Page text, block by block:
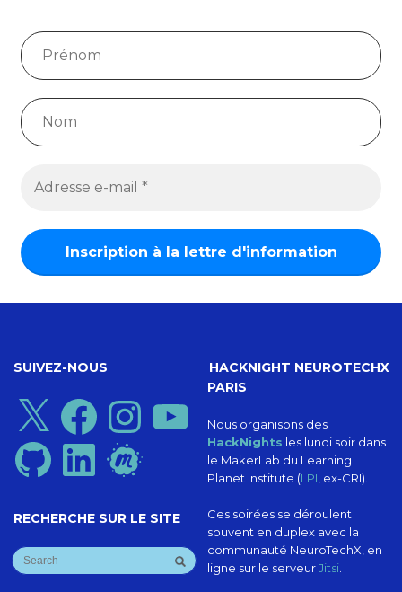
SUIVEZ-NOUS
X FacebookInstagram
GitHub LinkedIn Meetup
RECHERCHE SUR LE SITE
HACKNIGHT NEUROTECHX
PARIS
Nous organisons des
HackNights les lundi soir dans
le MakerLab du Learning
Planet Institute (LPI , ex-CRI).
Ces soirées se déroulent
souvent en duplex avec la
communauté NeuroTechX, en
ligne sur le serveurJitsi.